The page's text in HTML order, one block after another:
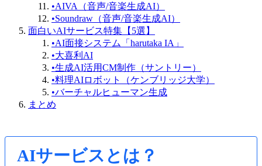
•AIVA（音声/音楽生成AI）
•Soundraw（音声/音楽生成AI）
面白いAIサービス特集【5選】
•AI面接システム「harutaka IA」
•大喜利AI
•生成AI活用CM制作（サントリー）
•料理AIロボット（ケンブリッジ大学）
•バーチャルヒューマン生成
まとめ
AIサービスとは？